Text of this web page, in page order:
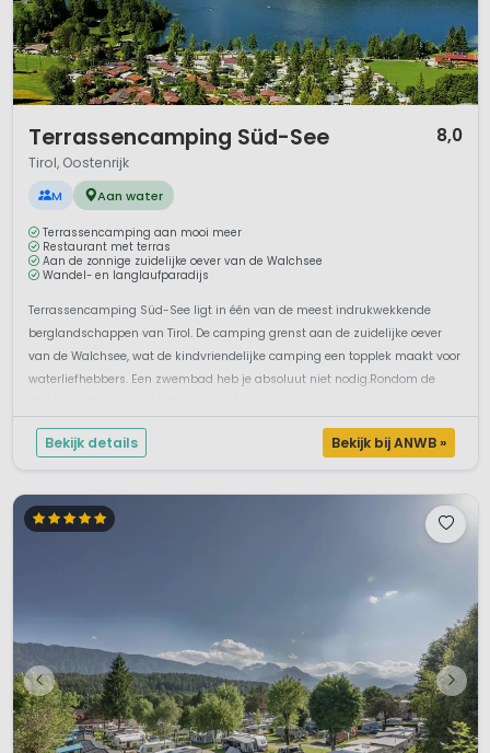
Terrassencamping Süd-See 8,0
Tirol, Oostenrijk
M Aan water
Terrassencamping aan mooi meer
Restaurant met terras
Aan de zonnige zuidelijke oever van de Walchsee
Wandel- en langlaufparadijs
Terrassencamping Süd-See ligt in één van de meest indrukwekkende
berglandschappen van Tirol. De camping grenst aan de zuidelijke oever
van de Walchsee, wat de kindvriendelijke camping een topplek maakt voor
waterliefhebbers. Een zwembad heb je absoluut niet nodig.Rondom de
Bekijk details Bekijk bij ANWB »